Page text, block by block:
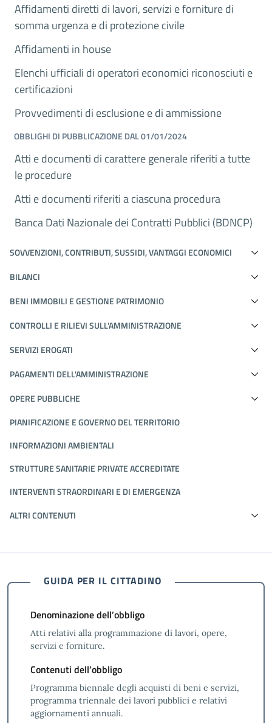
Affidamenti diretti di lavori, servizi e forniture di
somma urgenza e di protezione civile
Affidamenti in house
Elenchi ufficiali di operatori economici riconosciuti e
certificazioni
Provvedimenti di esclusione e di ammissione
OBBLIGHI DI PUBBLICAZIONE DAL 01/01/2024
Atti e documenti di carattere generale riferiti a tutte
le procedure
Atti e documenti riferiti a ciascuna procedura
Banca Dati Nazionale dei Contratti Pubblici (BDNCP)
SOVVENZIONI, CONTRIBUTI, SUSSIDI, VANTAGGI ECONOMICI
BILANCI
BENI IMMOBILI E GESTIONE PATRIMONIO
CONTROLLI E RILIEVI SULL'AMMINISTRAZIONE
SERVIZI EROGATI
PAGAMENTI DELL'AMMINISTRAZIONE
OPERE PUBBLICHE
PIANIFICAZIONE E GOVERNO DEL TERRITORIO
INFORMAZIONI AMBIENTALI
STRUTTURE SANITARIE PRIVATE ACCREDITATE
INTERVENTI STRAORDINARI E DI EMERGENZA
ALTRI CONTENUTI
GUIDA PER IL CITTADINO
Denominazione dell’obbligo
Atti relativi alla programmazione di lavori, opere,
servizi e forniture.
Contenuti dell’obbligo
Programma biennale degli acquisti di beni e servizi,
programma triennale dei lavori pubblici e relativi
aggiornamenti annuali.